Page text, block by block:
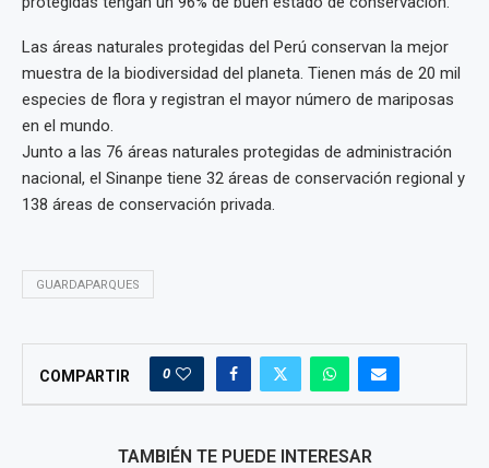
Las áreas naturales protegidas del Perú conservan la mejor
muestra de la biodiversidad del planeta. Tienen más de 20 mil
especies de flora y registran el mayor número de mariposas
en el mundo.
Junto a las 76 áreas naturales protegidas de administración
nacional, el Sinanpe tiene 32 áreas de conservación regional y
138 áreas de conservación privada.
GUARDAPARQUES
COMPARTIR 0
TAMBIÉN TE PUEDE INTERESAR